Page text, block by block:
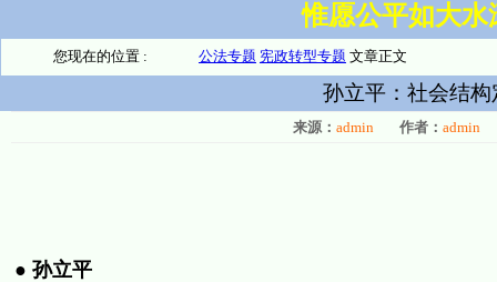
惟愿公平如大
您现在的位置 : 公法专题 宪政转型专题 文章正文
孙立平：社会结
来源： admin 作者： admin
● 孙立平